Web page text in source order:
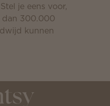
je eens voor,
dan 300.000
kunnen